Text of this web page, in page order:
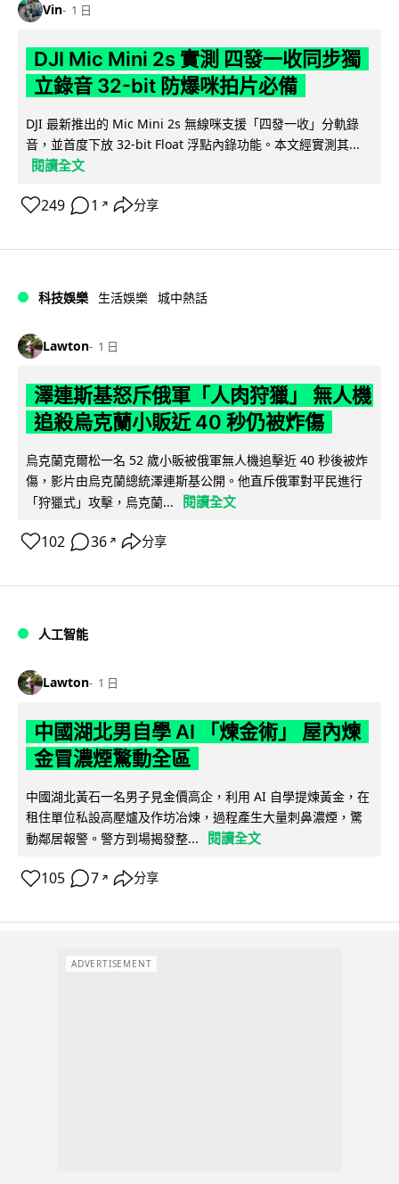
Vin 1 日
DJI Mic Mini 2s 實測 四發一收同步獨
立錄音 32-bit 防爆咪拍片必備
DJI 最新推出的 Mic Mini 2s 無線咪支援「四發一收」分軌錄
音，並首度下放 32-bit Float 浮點內錄功能。本文經實測其...
閱讀全文
249 1 ↗ 分享
科技娛樂 生活娛樂 城中熱話
Lawton 1 日
澤連斯基怒斥俄軍「人肉狩獵」 無人機
追殺烏克蘭小販近 40 秒仍被炸傷
烏克蘭克爾松一名 52 歲小販被俄軍無人機追擊近 40 秒後被炸
傷，影片由烏克蘭總統澤連斯基公開。他直斥俄軍對平民進行
「狩獵式」攻擊，烏克蘭...
閱讀全文
102 36 ↗ 分享
人工智能
Lawton 1 日
中國湖北男自學 AI 「煉金術」 屋內煉
金冒濃煙驚動全區
中國湖北黃石一名男子見金價高企，利用 AI 自學提煉黃金，在
租住單位私設高壓爐及作坊冶煉，過程產生大量刺鼻濃煙，驚
動鄰居報警。警方到場揭發整...
閱讀全文
105 7 ↗ 分享
ADVERTISEMENT